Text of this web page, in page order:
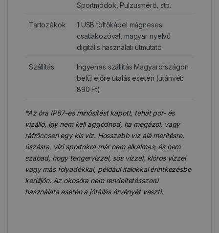
Sportmódok, Pulzusmérő, stb.
Tartozékok
1 USB töltőkábel mágneses
csatlakozóval, magyar nyelvű
digitális használati útmutató
Szállítás
Ingyenes szállítás Magyarországon
belül előre utalás esetén (utánvét:
890 Ft)
*Az óra IP67-es minősítést kapott, tehát por- és
vízálló, így nem kell aggódnod, ha megázol, vagy
ráfröccsen egy kis víz. Hosszabb víz alá merítésre,
úszásra, vízi sportokra már nem alkalmas; és nem
szabad, hogy tengervízzel, sós vízzel, klóros vízzel
vagy más folyadékkal, például italokkal érintkezésbe
kerüljön. Az okosóra nem rendeltetésszerű
használata esetén a jótállás érvényét veszti.